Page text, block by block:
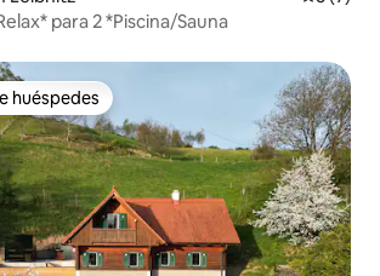
para 2 *Piscina/Sauna
preferido
huéspedes